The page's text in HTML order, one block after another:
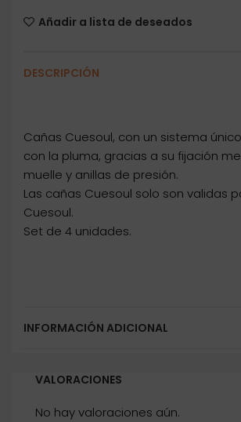
Añadir a lista de deseados
DESCRIPCIÓN
Cañas Cuesoul, con un sistema
con la pluma, gracias a su fijación
muelle y anillas de presión.
Las cañas Cuesoul solo son validas
Cuesoul.
Set de 4 unidades.
INFORMACIÓN ADICIONAL
VALORACIONES
No hay valoraciones aún.